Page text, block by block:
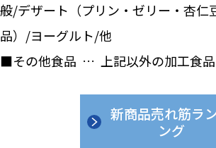
般/デザート（プリン・ゼリー・杏仁
品）/ヨーグルト/他
■その他食品 … 上記以外の加工食品
新商品売れ筋ラ
ング